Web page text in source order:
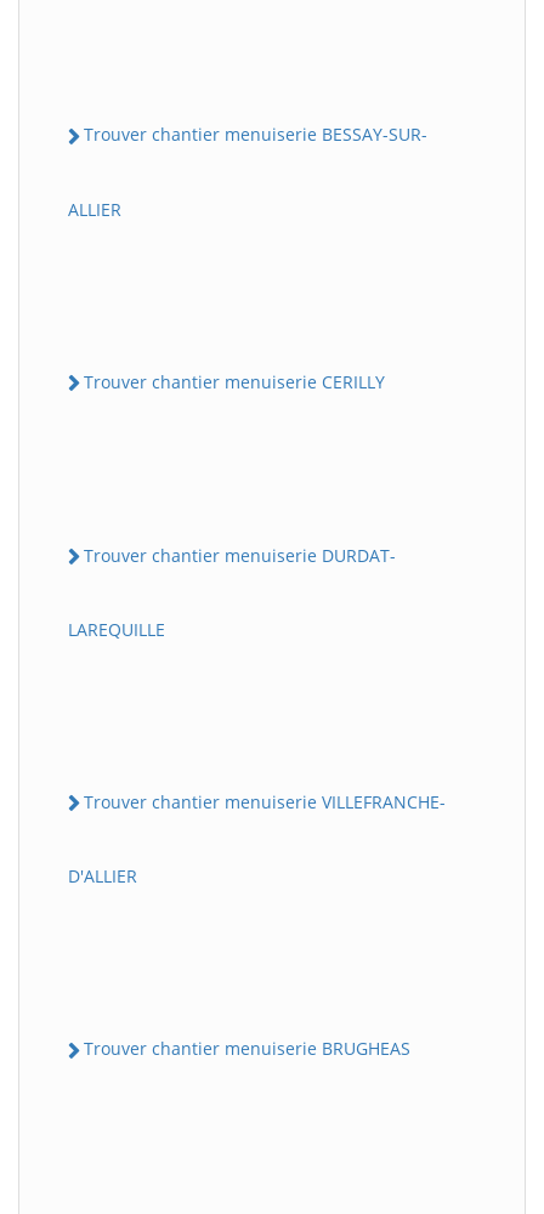
Trouver chantier menuiserie BESSAY-SUR-
ALLIER
Trouver chantier menuiserie CERILLY
Trouver chantier menuiserie DURDAT-
LAREQUILLE
Trouver chantier menuiserie VILLEFRANCHE-
D'ALLIER
Trouver chantier menuiserie BRUGHEAS